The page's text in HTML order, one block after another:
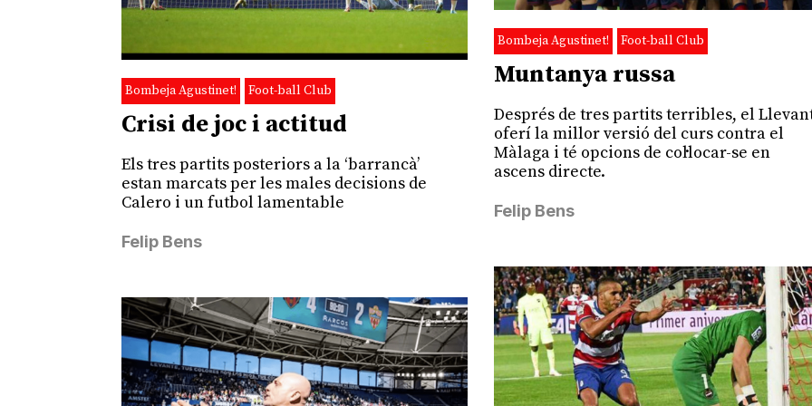
Bombeja Agustinet! Foot-ball Club
Muntanya russa
Després de tres partits terribles, el
oferí la millor versió del curs contra el
Màlaga i té opcions de col·locar-se en
ascens directe.
Felip Bens
Bombeja Agustinet! Foot-ball Club
Crisi de joc i actitud
Els tres partits posteriors a la ‘barrancà’
estan marcats per les males decisions de
Calero i un futbol lamentable
Felip Bens